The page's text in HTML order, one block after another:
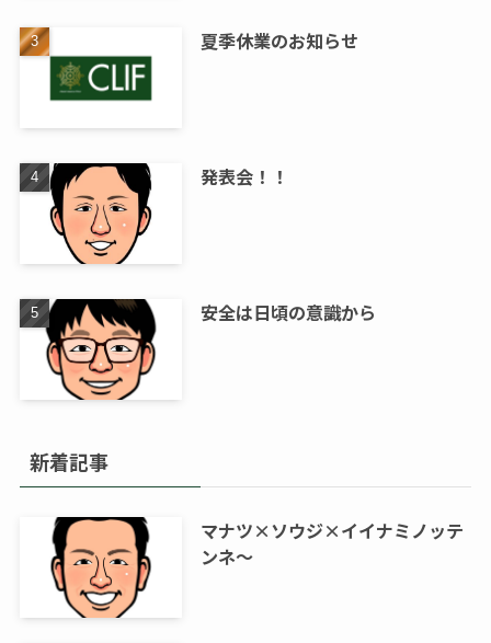
夏季休業のお知らせ
発表会！！
安全は日頃の意識から
新着記事
マナツ×ソウジ×イイナミノッテ
ンネ～